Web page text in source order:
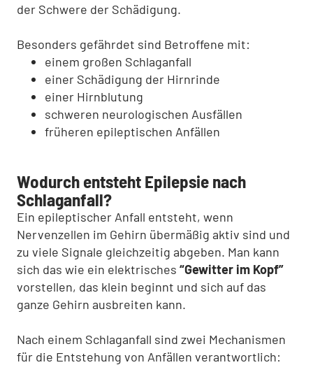
der Schwere der Schädigung.
Besonders gefährdet sind Betroffene mit:
einem großen Schlaganfall
einer Schädigung der Hirnrinde
einer Hirnblutung
schweren neurologischen Ausfällen
früheren epileptischen Anfällen
Wodurch entsteht Epilepsie nach
Schlaganfall?
Ein epileptischer Anfall entsteht, wenn
Nervenzellen im Gehirn übermäßig aktiv sind und
zu viele Signale gleichzeitig abgeben. Man kann
sich das wie ein elektrisches “Gewitter im Kopf”
vorstellen, das klein beginnt und sich auf das
ganze Gehirn ausbreiten kann.
Nach einem Schlaganfall sind zwei Mechanismen
für die Entstehung von Anfällen verantwortlich: